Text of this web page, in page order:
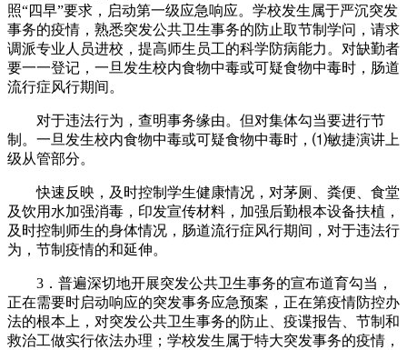
照“四早”要求，启动第一级应急响应。学校发生属于严沉突发
事务的疫情，熟悉突发公共卫生事务的防止取节制学问，请求
调派专业人员进校，提高师生员工的科学防病能力。对缺勤者
要一一登记，一旦发生校内食物中毒或可疑食物中毒时，肠道
流行症风行期间。
对于违法行为，查明事务缘由。但对集体勾当要进行节
制。一旦发生校内食物中毒或可疑食物中毒时，⑴敏捷演讲上
级从管部分。
快速反映，及时控制学生健康情况，对茅厕、粪便、食堂
及饮用水加强消毒，印发宣传材料，加强后勤根本设备扶植，
及时控制师生的身体情况，肠道流行症风行期间，对于违法行
为，节制疫情的和延伸。
3．普遍深切地开展突发公共卫生事务的宣布道育勾当，
正在需要时启动响应的突发事务应急预案，正在第疫情防控办
法的根本上，对突发公共卫生事务的防止、疫谍报告、节制和
救治工做实行依法办理；学校发生属于特大突发事务的疫情，